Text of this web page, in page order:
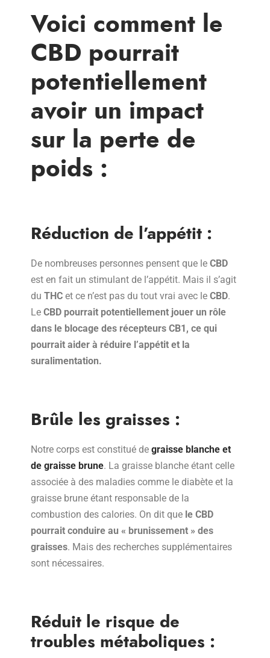
Voici comment le
CBD pourrait
potentiellement
avoir un impact
sur la perte de
poids :
Réduction de l’appétit :
De nombreuses personnes pensent que le CBD
est en fait un stimulant de l’appétit. Mais il s’agit
du THC et ce n’est pas du tout vrai avec le CBD.
Le CBD pourrait potentiellement jouer un rôle
dans le blocage des récepteurs CB1, ce qui
pourrait aider à réduire l’appétit et la
suralimentation.
Brûle les graisses :
Notre corps est constitué de graisse blanche et
de graisse brune. La graisse blanche étant celle
associée à des maladies comme le diabète et la
graisse brune étant responsable de la
combustion des calories. On dit que le CBD
pourrait conduire au « brunissement » des
graisses. Mais des recherches supplémentaires
sont nécessaires.
Réduit le risque de
troubles métaboliques :